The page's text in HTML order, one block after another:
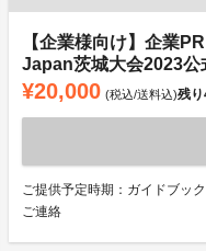
【企業様向け】企業
Japan茨城大会2023公
¥20,000 (税込/送料込)残り
ご提供予定時期：ガイドブッ
ご連絡